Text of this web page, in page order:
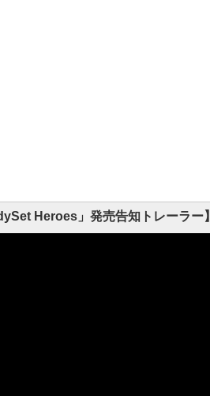
Heroes」発売告知トレーラー】